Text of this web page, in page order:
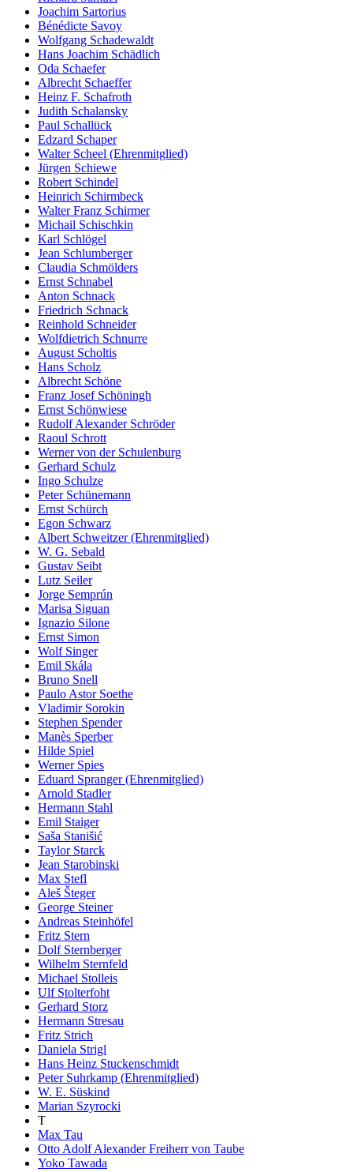
Joachim Sartorius
Bénédicte Savoy
Wolfgang Schadewaldt
Hans Joachim Schädlich
Oda Schaefer
Albrecht Schaeffer
Heinz F. Schafroth
Judith Schalansky
Paul Schallück
Edzard Schaper
Walter Scheel (Ehrenmitglied)
Jürgen Schiewe
Robert Schindel
Heinrich Schirmbeck
Walter Franz Schirmer
Michail Schischkin
Karl Schlögel
Jean Schlumberger
Claudia Schmölders
Ernst Schnabel
Anton Schnack
Friedrich Schnack
Reinhold Schneider
Wolfdietrich Schnurre
August Scholtis
Hans Scholz
Albrecht Schöne
Franz Josef Schöningh
Ernst Schönwiese
Rudolf Alexander Schröder
Raoul Schrott
Werner von der Schulenburg
Gerhard Schulz
Ingo Schulze
Peter Schünemann
Ernst Schürch
Egon Schwarz
Albert Schweitzer (Ehrenmitglied)
W. G. Sebald
Gustav Seibt
Lutz Seiler
Jorge Semprún
Marisa Siguan
Ignazio Silone
Ernst Simon
Wolf Singer
Emil Skála
Bruno Snell
Paulo Astor Soethe
Vladimir Sorokin
Stephen Spender
Manès Sperber
Hilde Spiel
Werner Spies
Eduard Spranger (Ehrenmitglied)
Arnold Stadler
Hermann Stahl
Emil Staiger
Saša Stanišić
Taylor Starck
Jean Starobinski
Max Stefl
Aleš Šteger
George Steiner
Andreas Steinhöfel
Fritz Stern
Dolf Sternberger
Wilhelm Sternfeld
Michael Stolleis
Ulf Stolterfoht
Gerhard Storz
Hermann Stresau
Fritz Strich
Daniela Strigl
Hans Heinz Stuckenschmidt
Peter Suhrkamp (Ehrenmitglied)
W. E. Süskind
Marian Szyrocki
T
Max Tau
Otto Adolf Alexander Freiherr von Taube
Yoko Tawada